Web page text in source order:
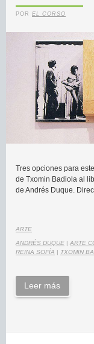
POR EL CORSO
Tres opciones para
de Txomin Badiola al
de Andrés Duque.
ARTE
ANDRÉS DUQUE | ARTE
REINA SOFÍA | TXOMIN
Leer más